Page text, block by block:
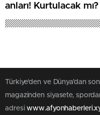
anları! Kurtulacak mı?
Türkiye'den ve Dünya’dan
magazinden siyasete,
adresi